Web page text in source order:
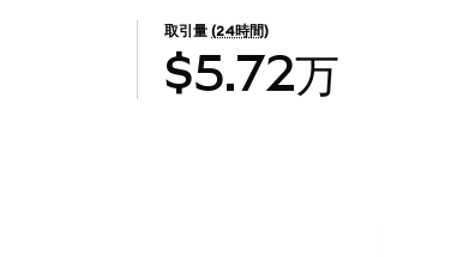
取引量 (24時間)
$5.72万